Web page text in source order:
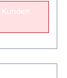
SC (11 -